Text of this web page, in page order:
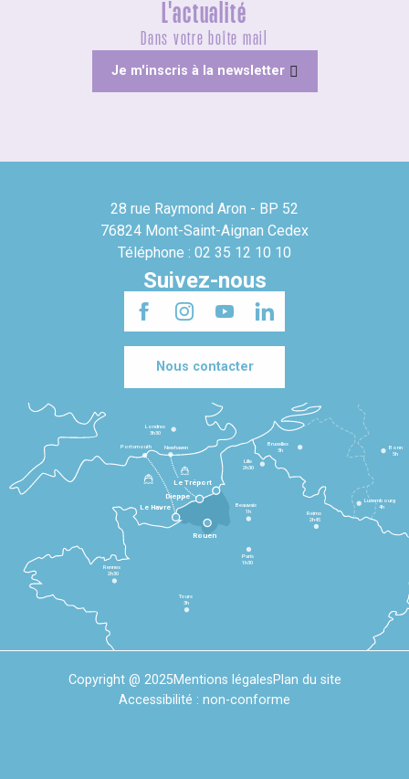
L'actualité
Dans votre boîte mail
Je m'inscris à la newsletter
28 rue Raymond Aron - BP 52
76824 Mont-Saint-Aignan Cedex
Téléphone : 02 35 12 10 10
Suivez-nous
Nous contacter
Le Havre
Dieppe
Le Tréport
Rennes
2h30
Tours
3h
Paris
1h30
Beauvais
1h
Reims
2h45
Lille
2h30
Bruxelles
3h
Londres
3h30
Newhaven
Portsmouth
Bonn
5h
Luxembourg
4h
Rouen
Copyright @ 2025Mentions légalesPlan du site
Accessibilité : non-conforme